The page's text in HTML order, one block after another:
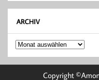
ARCHIV
Archiv
Copyright